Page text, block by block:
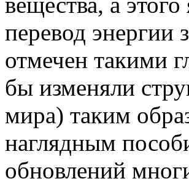
перевод энергии
отмечен такими
бы изменяли
мира) таким
наглядным
обновлений